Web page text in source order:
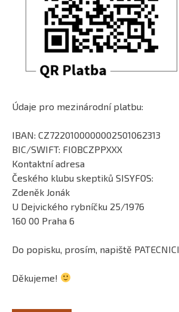
Údaje pro mezinárodní platbu:
IBAN: CZ7220100000002501062313
BIC/SWIFT: FIOBCZPPXXX
Kontaktní adresa
Českého klubu skeptiků SISYFOS:
Zdeněk Jonák
U Dejvického rybníčku 25/1976
160 00 Praha 6
Do popisku, prosím, napiště PATECNICI
Děkujeme!